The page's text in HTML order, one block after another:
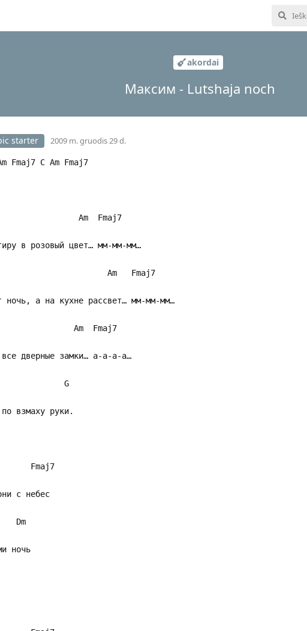
akordai
Максим - Lutshaja noch
starter 2009 m. gruodis 29 d.
Fmaj7 C Am Fmaj7
Fmaj7
в розовый цвет… мм-мм-мм…
Fmaj7
ночь, а на кухне рассвет… мм-мм-мм…
Fmaj7
дверные замки… а-а-а-а…
G
взмаху руки.
с небес
ночь